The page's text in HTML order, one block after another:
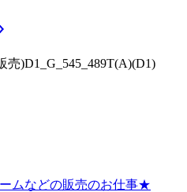
)D1_G_545_489T(A)(D1)
ムなどの販売のお仕事★